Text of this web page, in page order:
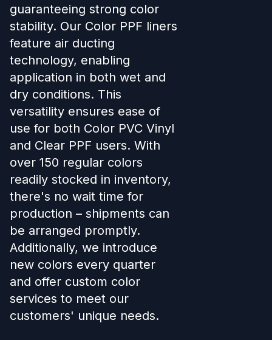
guaranteeing strong color
stability. Our Color PPF liners
feature air ducting
technology, enabling
application in both wet and
dry conditions. This
versatility ensures ease of
use for both Color PVC Vinyl
and Clear PPF users. With
over 150 regular colors
readily stocked in inventory,
there's no wait time for
production – shipments can
be arranged promptly.
Additionally, we introduce
new colors every quarter
and offer custom color
services to meet our
customers' unique needs.